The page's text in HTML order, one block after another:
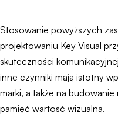
Stosowanie powyższych
projektowaniu Key Visual
skuteczności
inne czynniki mają istotny
marki, a także na
pamięć wartość wizualną.